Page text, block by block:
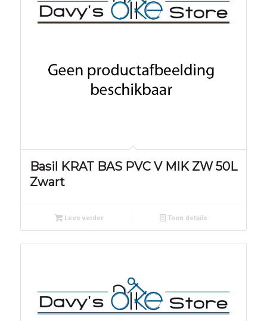
Basil KRAT BAS PVC V MIK ZW 50L
Zwart
Lees verder Toon details